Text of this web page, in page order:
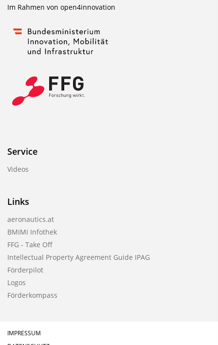
Im Rahmen von open4innovation
Service
Videos
Links
aeronautics.at
BMIMI Infothek
FFG - Take Off
Intellectual Property Agreement Guide IPAG
Förderpilot
Logos
Förderkompass
IMPRESSUM